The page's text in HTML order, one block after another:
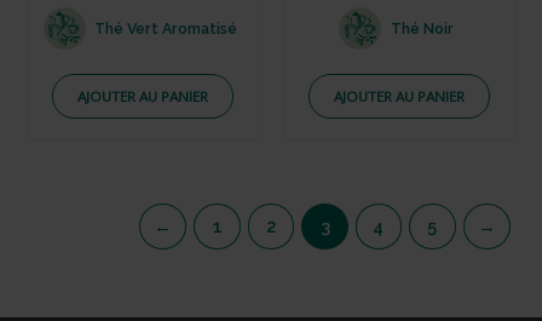
Thé Vert Aromatisé
AJOUTER AU PANIER
Thé Noir
AJOUTER AU PANIER
← 1 2 3 4 5 →